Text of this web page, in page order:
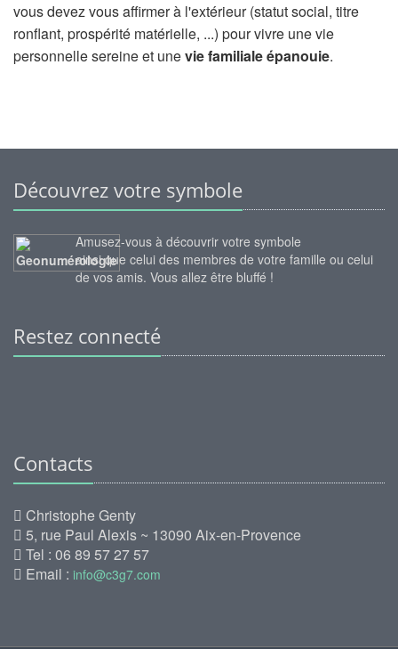
vous devez vous affirmer à l'extérieur (statut social, titre
ronflant, prospérité matérielle, ...) pour vivre une vie
personnelle sereine et unevie familiale épanouie.
Découvrez votre symbole
Amusez-vous à découvrir votre symbole
ainsi que celui des membres de votre famille ou celui
de vos amis. Vous allez être bluffé !
Restez connecté
Contacts
Christophe Genty
5, rue Paul Alexis ~ 13090 Aix-en-Provence
Tel : 06 89 57 27 57
Email : info@c3g7.com